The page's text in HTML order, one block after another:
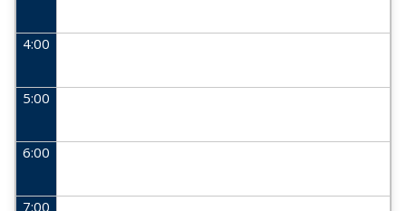
4:00
5:00
6:00
7:00